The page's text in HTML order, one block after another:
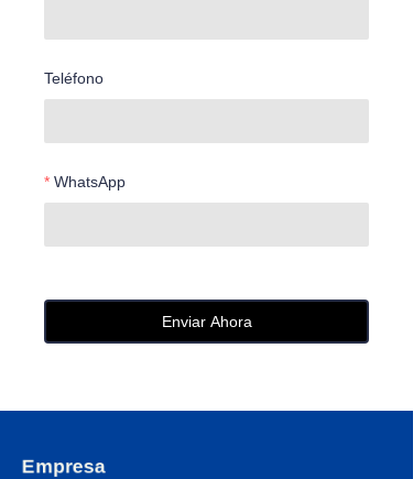
Teléfono
WhatsApp
Enviar Ahora
Empresa